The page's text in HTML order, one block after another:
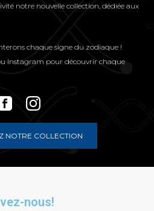
notre nouvelle collection, dédiée aux
chaque signe du zodiaque !
Instagram pour découvrir chaque
NOTRE COLLECTION
nous!